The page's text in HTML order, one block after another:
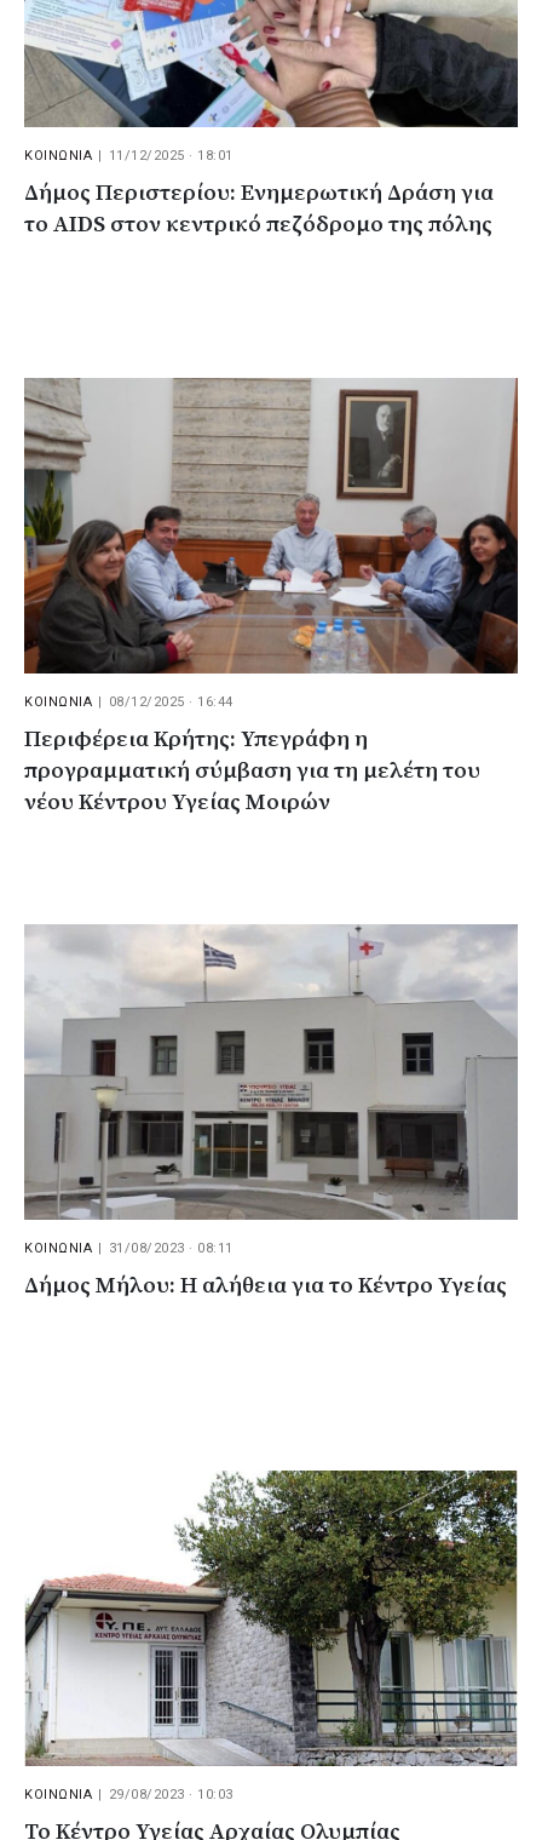
ΚΟΙΝΩΝΙΑ 11/12/2025 · 18:01
Δήμος Περιστερίου: Ενημερωτική Δράση για
το AIDS στον κεντρικό πεζόδρομο της πόλης
ΚΟΙΝΩΝΙΑ | 08/12/2025 · 16:44
Περιφέρεια Κρήτης: Υπεγράφη η
προγραμματική σύμβαση για τη μελέτη του
νέου Κέντρου Υγείας Μοιρών
ΚΟΙΝΩΝΙΑ | 31/08/2023 · 08:11
Δήμος Μήλου: Η αλήθεια για το Κέντρο Υγείας
ΚΟΙΝΩΝΙΑ | 29/08/2023 · 10:03
Το Κέντρο Υγείας Αρχαίας Ολυμπίας